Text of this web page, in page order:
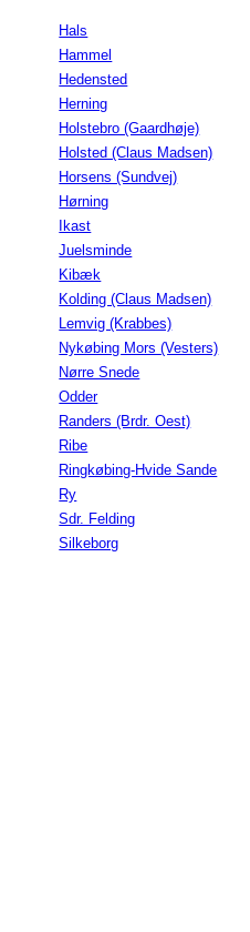
Hals
Hammel
Hedensted
Herning
Holstebro (Gaardhøje)
Holsted (Claus Madsen)
Horsens (Sundvej)
Hørning
Ikast
Juelsminde
Kibæk
Kolding (Claus Madsen)
Lemvig (Krabbes)
Nykøbing Mors (Vesters)
Nørre Snede
Odder
Randers (Brdr. Oest)
Ribe
Ringkøbing-Hvide Sande
Ry
Sdr. Felding
Silkeborg